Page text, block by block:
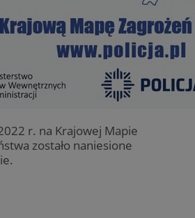
r. na Krajowej Mapie
zostało naniesione